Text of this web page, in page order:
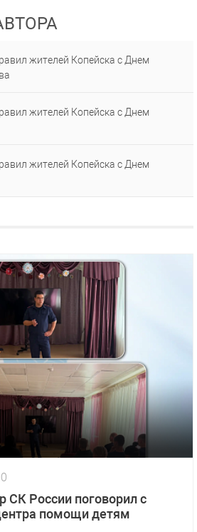
жителей Копейска с Днем
жителей Копейска с Днем
жителей Копейска с Днем
СК России поговорил с
помощи детям